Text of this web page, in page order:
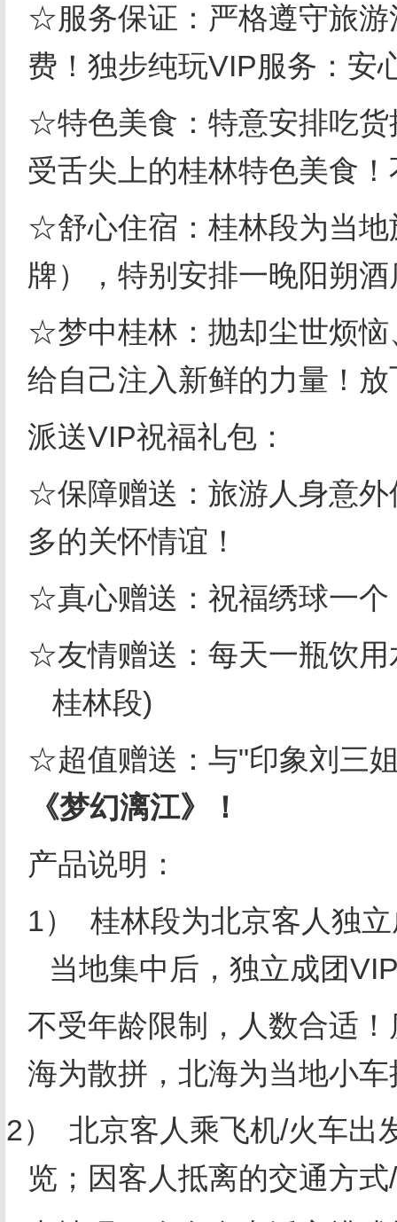
☆服务保证：严格遵守旅
费！独步纯玩VIP服务：安
☆特色美食：特意安排吃
受舌尖上的桂林特色美食
☆舒心住宿：桂林段为当
牌），特别安排一晚阳朔
☆梦中桂林：抛却尘世烦
给自己注入新鲜的力量！
派送VIP祝福礼包：
☆保障赠送：旅游人身意
多的关怀情谊！
☆真心赠送：祝福绣球一
☆友情赠送：每天一瓶饮
桂林段)
☆超值赠送：与"印象刘三
《梦幻漓江》！
产品说明：
1） 桂林段为北京客人独
当地集中后，独立成团
不受年龄限制，人数合适
海为散拼，北海为当地小
2） 北京客人乘飞机/火车出
览；因客人抵离的交通方式/